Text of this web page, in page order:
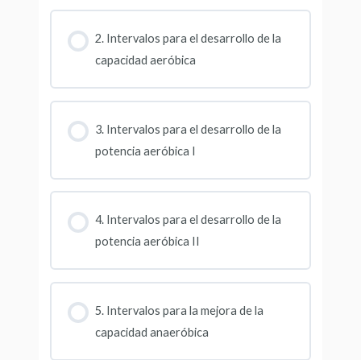
2. Intervalos para el desarrollo de la
capacidad aeróbica
3. Intervalos para el desarrollo de la
potencia aeróbica I
4. Intervalos para el desarrollo de la
potencia aeróbica II
5. Intervalos para la mejora de la
capacidad anaeróbica